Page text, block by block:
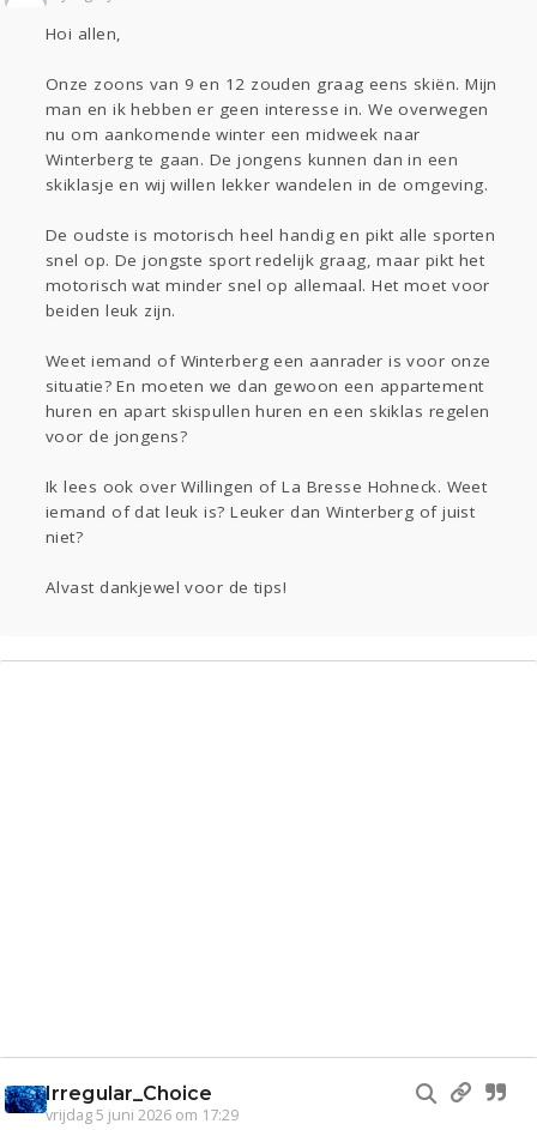
Gevraagd
Hoi allen,
Onze zoons van 9 en 12 zouden graag eens skiën. Mijn
man en ik hebben er geen interesse in. We overwegen
nu om aankomende winter een midweek naar
Winterberg te gaan. De jongens kunnen dan in een
skiklasje en wij willen lekker wandelen in de omgeving.
De oudste is motorisch heel handig en pikt alle sporten
snel op. De jongste sport redelijk graag, maar pikt het
motorisch wat minder snel op allemaal. Het moet voor
beiden leuk zijn.
Weet iemand of Winterberg een aanrader is voor onze
situatie? En moeten we dan gewoon een appartement
huren en apart skispullen huren en een skiklas regelen
voor de jongens?
Ik lees ook over Willingen of La Bresse Hohneck. Weet
iemand of dat leuk is? Leuker dan Winterberg of juist
niet?
Alvast dankjewel voor de tips!
Irregular_Choice
vrijdag 5 juni 2026 om 17:29